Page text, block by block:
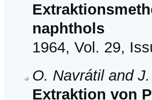
naphthols
1964, Vol. 29,
O. Navrátil and
Extraktion von